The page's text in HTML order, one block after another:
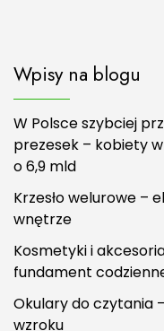
Wpisy na blogu
W Polsce szybciej
prezesek – kobiety
o 6,9 mld
Krzesło welurowe –
wnętrze
Kosmetyki i
fundament
Okulary do czytania
wzroku